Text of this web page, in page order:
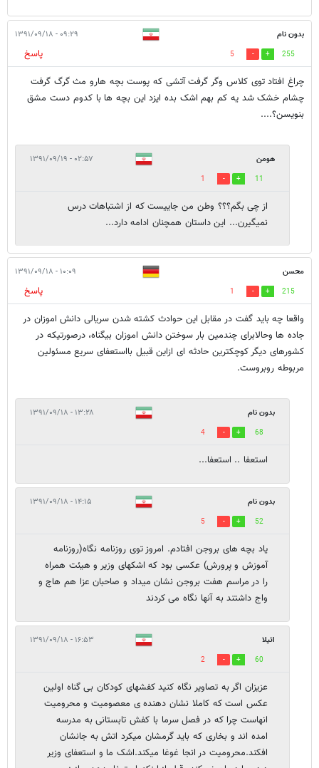
بدون نام ۰۹:۲۹ - ۱۳۹۱/۰۹/۱۸
255
5
پاسخ
چراغ افتاد توی کلاس وگر گرفت آتشی که پوست بچه هارو مث گرگ گرفت
چشام خشک شد یه کم بهم اشک بده ایزد این بچه ها با کدوم دست مشق
بنویسن؟....
هومن ۰۲:۵۷ - ۱۳۹۱/۰۹/۱۹
11
1
از چی بگم؟؟؟ وطن من جاییست که از اشتباهات درس
نمیگیرن... این داستان همچنان ادامه دارد...
محسن ۱۰:۰۹ - ۱۳۹۱/۰۹/۱۸
215
1
پاسخ
واقعا چه باید گفت در مقابل این حوادث کشته شدن سریالی دانش اموزان در
جاده ها وحالابرای چندمین بار سوختن دانش اموزان بیگناه، درصورتیکه در
کشورهای دیگر کوچکترین حادثه ای ازاین قبیل بااستعفای سریع مسئولین
مربوطه روبروست.
بدون نام ۱۳:۲۸ - ۱۳۹۱/۰۹/۱۸
68
4
استعفا .. استعفا...
بدون نام ۱۴:۱۵ - ۱۳۹۱/۰۹/۱۸
52
5
یاد بچه های بروجن افتادم. امروز توی روزنامه نگاه(روزنامه
آموزش و پرورش) عکسی بود که اشکهای وزیر و هیئت همراه
را در مراسم هفت بروجن نشان میداد و صاحبان عزا هم هاج و
واج داشتند به آنها نگاه می کردند
اتیلا ۱۶:۵۳ - ۱۳۹۱/۰۹/۱۸
60
2
عزیزان اگر به تصاویر نگاه کنید کفشهای کودکان بی گناه اولین
عکس است که کاملا نشان دهنده ی معصومیت و محرومیت
انهاست چرا که در فصل سرما با کفش تابستانی به مدرسه
امده اند و بخاری که باید گرمشان میکرد اتش به جانشان
افکند.محرومیت در انجا غوغا میکند.اشک ما و استعفای وزیر